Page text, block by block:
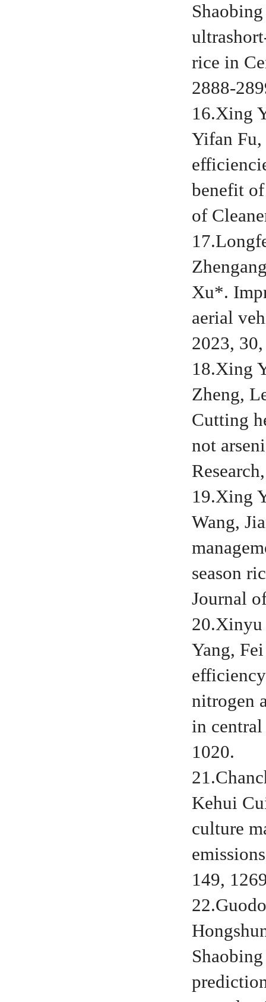
rice in
2888-
16.Xing
Yifan Fu,
benefit
of
Xu*.
aerial
2023,
18.Xing
Zheng,
Cutting
not
19.Xing
Wang,
season
Journal
20.Xinyu
Yang,
nitrogen
in
1020.
Kehui
culture
149,